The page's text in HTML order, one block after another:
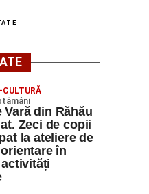
CULTURĂ
Vară din Răhău
Zeci de copii
la ateliere de
în